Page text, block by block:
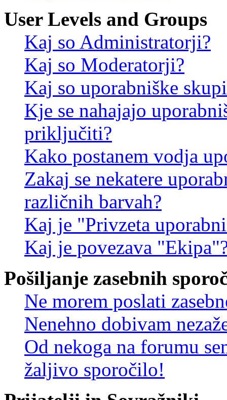
User Levels and Groups
Kaj so Administratorji?
Kaj so Moderatorji?
Kaj so uporabniške
Kje se nahajajo
priključiti?
Kako postanem vodja
Zakaj se nekatere
različnih barvah?
Kaj je "Privzeta
Kaj je povezava
Pošiljanje zasebnih
Ne morem poslati
Nenehno dobivam
Od nekoga na forumu
žaljivo sporočilo!